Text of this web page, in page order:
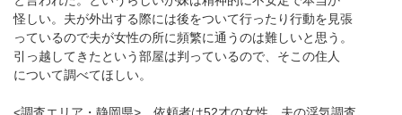
怪しい。夫が外出する際には後をついて行ったり行動を見張
っているので夫が女性の所に頻繁に通うのは難しいと思う。
引っ越してきたという部屋は判っているので、そこの住人
について調べてほしい。
<調査エリア・静岡県> 依頼者は52才の女性。夫の浮気調査。